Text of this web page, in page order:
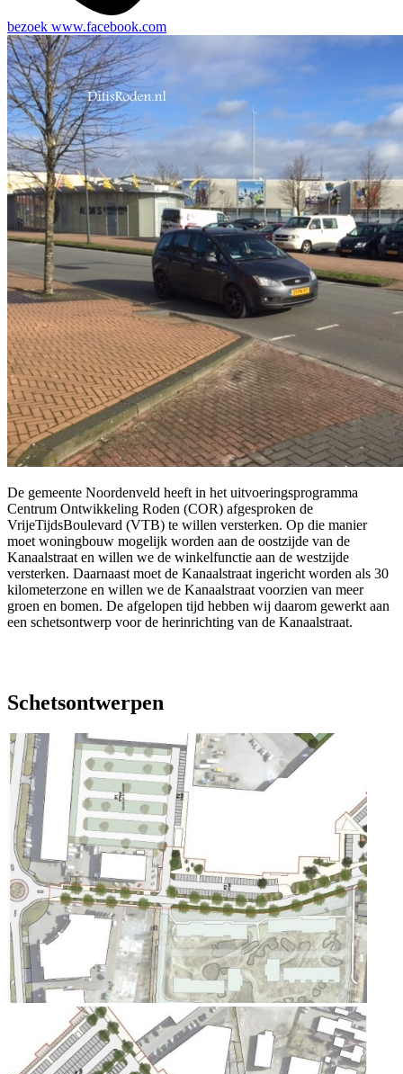
bezoek www.facebook.com
De gemeente Noordenveld heeft in het uitvoeringsprogramma
Centrum Ontwikkeling Roden (COR) afgesproken de
VrijeTijdsBoulevard (VTB) te willen versterken. Op die manier
moet woningbouw mogelijk worden aan de oostzijde van de
Kanaalstraat en willen we de winkelfunctie aan de westzijde
versterken. Daarnaast moet de Kanaalstraat ingericht worden als 30
kilometerzone en willen we de Kanaalstraat voorzien van meer
groen en bomen. De afgelopen tijd hebben wij daarom gewerkt aan
een schetsontwerp voor de herinrichting van de Kanaalstraat.
Schetsontwerpen